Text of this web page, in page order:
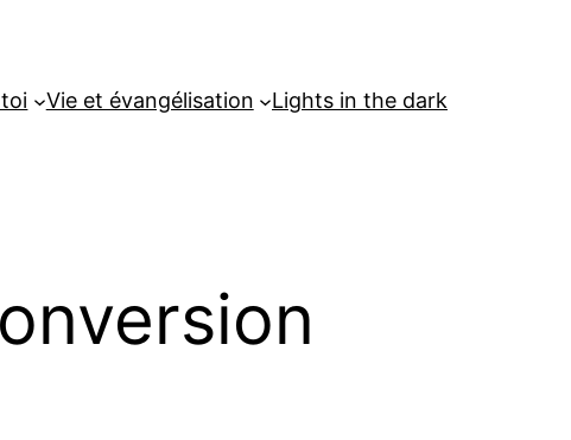
Vie et évangélisation Lights in the dark